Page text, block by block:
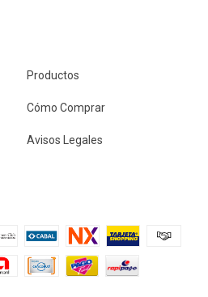
Productos
Cómo Comprar
Avisos Legales